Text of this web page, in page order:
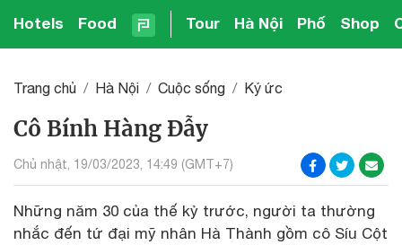
Hotels Food Tour Hà Nội Phố Shop
Trang chủ Hà Nội Cuộc sống Ký ức
Cô Bính Hàng Đẫy
Chủ nhật, 19/03/2023, 14:49 (GMT+7)
Những năm 30 của thế kỷ trước, người ta thường
nhắc đến tứ đại mỹ nhân Hà Thành gồm cô Síu Cột